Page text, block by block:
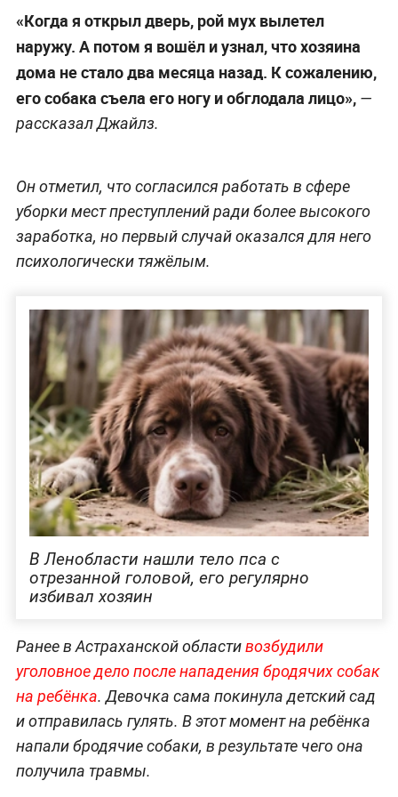
«Когда я открыл дверь, рой мух вылетел
наружу. А потом я вошёл и узнал, что хозяина
дома не стало два месяца назад. К сожалению,
его собака съела его ногу и обглодала лицо», —
рассказал Джайлз.
Он отметил, что согласился работать в сфере
уборки мест преступлений ради более высокого
заработка, но первый случай оказался для него
психологически тяжёлым.
В Ленобласти нашли тело пса с
отрезанной головой, его регулярно
избивал хозяин
Ранее в Астраханской областивозбудили
уголовное дело после нападения бродячих собак
на ребёнка. Девочка сама покинула детский сад
и отправилась гулять. В этот момент на ребёнка
напали бродячие собаки, в результате чего она
получила травмы.